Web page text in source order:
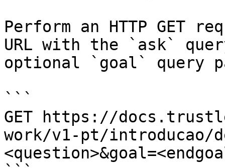
Perform an HTTP GET
URL with the `ask`
optional `goal` query
```
GET https://
work/v1-pt/introducao/